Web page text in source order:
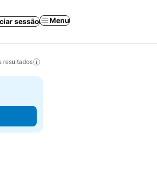
sessão Menu
resultados